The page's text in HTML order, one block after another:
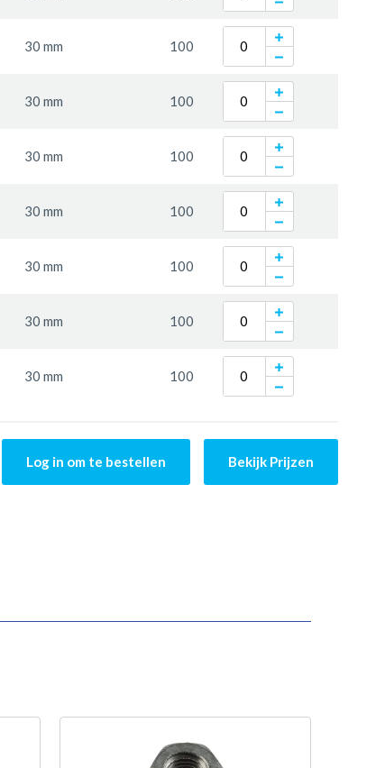
30 mm 100
30 mm 100
30 mm 100
30 mm 100
30 mm 100
30 mm 100
30 mm 100
Log in om te bestellen Bekijk Prijzen